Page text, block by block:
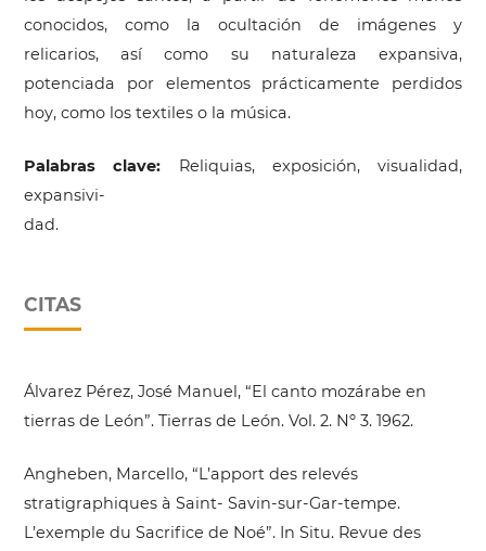
conocidos, como la ocultación de imágenes y
relicarios, así como su naturaleza expansiva,
potenciada por elementos prácticamente perdidos
hoy, como los textiles o la música.
Palabras clave: Reliquias, exposición, visualidad,
expansivi-
dad.
CITAS
Álvarez Pérez, José Manuel, “El canto mozárabe en
tierras de León”. Tierras de León. Vol. 2. Nº 3. 1962.
Angheben, Marcello, “L’apport des relevés
stratigraphiques à Saint- Savin-sur-Gar-tempe.
L’exemple du Sacrifice de Noé”. In Situ. Revue des